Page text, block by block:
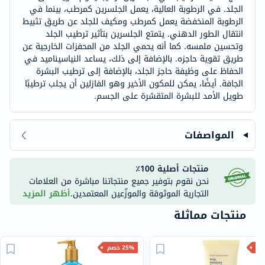
الجلد. في الرطوبة العالية، يعمل الجلسرين كمرطب، بينما في
الرطوبة المنخفضة يعمل كمرطب ومكيف للجلد عن طريق تثبيط
انتقال الطور الدهني. يتمتع الجلسرين بتأثير ترطيب الجلد
وتحسين ملمسه. كما أنه يحمي الجلد من المحفزات الخارجية عن
طريق تقوية حاجزه. بالإضافة إلى ذلك، يساعد النياسيناميد في
الحفاظ على وظيفة حاجز الجلد، بالإضافة إلى ترطيب البشرة
الجافة. أيضًا، يمكن للمكون الأخير وهو الفازلين أن يجلب ترطيبًا
طويل الأمد للبشرة المتقشرة على الجسم.
المواصفات
منتجات أصلية 100٪
نحن نقوم بتوفير جميع منتجاتنا مباشرة من العلامات
التجارية الموثوقة والموزّعين المعتمدين.أظهر المزيد
منتجات مماثلة
25% خصم